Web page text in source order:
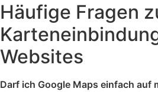
Häufige Fragen
Websites
Darf ich Google Maps einfach auf